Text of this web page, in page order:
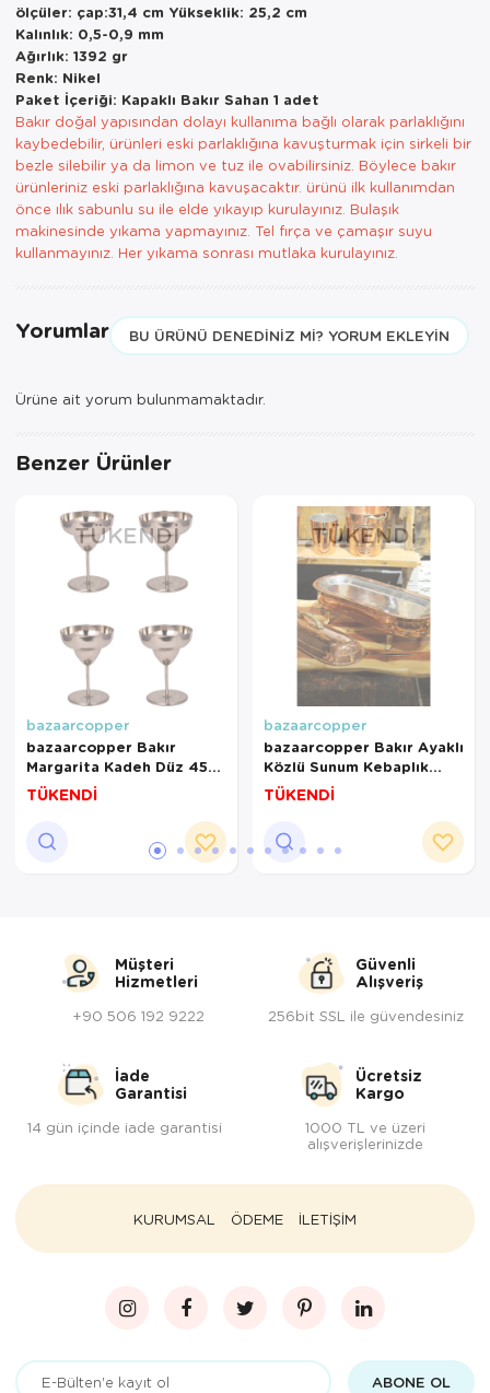
ölçüler: çap:31,4 cm Yükseklik: 25,2 cm
Kalınlık: 0,5-0,9 mm
Ağırlık: 1392 gr
Renk: Nikel
Paket İçeriği: Kapaklı Bakır Sahan 1 adet
Bakır doğal yapısından dolayı kullanıma bağlı olarak parlaklığını
kaybedebilir, ürünleri eski parlaklığına kavuşturmak için sirkeli bir
bezle silebilir ya da limon ve tuz ile ovabilirsiniz. Böylece bakır
ürünleriniz eski parlaklığına kavuşacaktır. ürünü ilk kullanımdan
önce ılık sabunlu su ile elde yıkayıp kurulayınız. Bulaşık
makinesinde yıkama yapmayınız. Tel fırça ve çamaşır suyu
kullanmayınız. Her yıkama sonrası mutlaka kurulayınız.
Yorumlar BU ÜRÜNÜ DENEDINIZ MI? YORUM EKLEYIN
Ürüne ait yorum bulunmamaktadır.
Benzer Ürünler
TÜKENDI
bazaarcopper
bazaarcopper Bakır
Margarita Kadeh Düz 450
Ml 4lü Nikel
bazaarcopper0461-42
TÜKENDİ
TÜKENDI
bazaarcopper
bazaarcopper Bakır Ayaklı
Közlü Sunum Kebaplık
Kapaklı 70 Cm Kırmızı
TÜKENDİ
Müşteri
Hizmetleri
+90 506 192 9222
Güvenli
Alışveriş
256bit SSL ile güvendesiniz
İade
Garantisi
14 gün içinde iade garantisi
Ücretsiz
Kargo
1000 TL ve üzeri
alışverişlerinizde
KURUMSAL ÖDEME İLETİŞİM
ABONE OL